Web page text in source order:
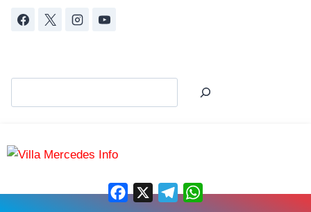
Facebook
X Telegram